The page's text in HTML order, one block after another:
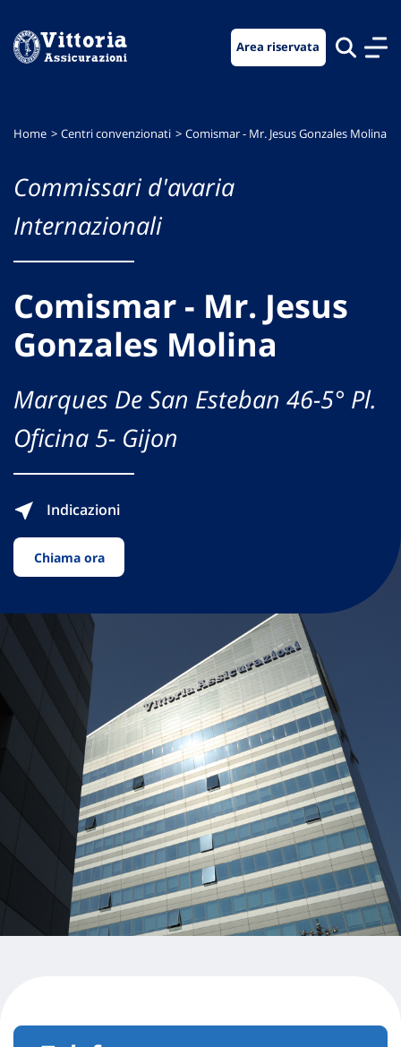
menu
contenuto
footer
Area riservata
Home Centri convenzionati Comismar - Mr. Jesus Gonzales Molina
Commissari d'avaria
Internazionali
Comismar - Mr. Jesus
Gonzales Molina
Marques De San Esteban 46-5° Pl.
Oficina 5- Gijon
Indicazioni
Chiama ora